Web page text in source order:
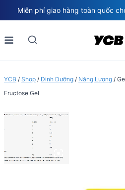
to
content
Miễn phí giao hàng toàn quốc
YCB / Shop / Dinh Dưỡng / Năng Lượng /
Fructose Gel